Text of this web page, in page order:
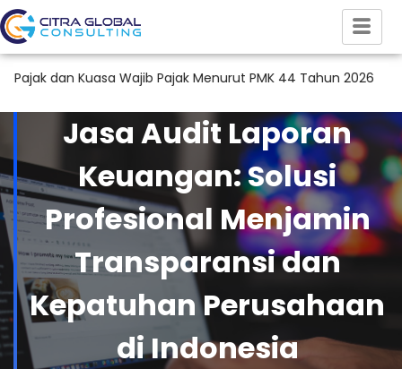
Wajib Pajak Menurut PMK 44 Tahun 2026 Audit
Jasa Audit Laporan
Keuangan: Solusi
Profesional Menjamin
Transparansi dan
Kepatuhan Perusahaan
di Indonesia